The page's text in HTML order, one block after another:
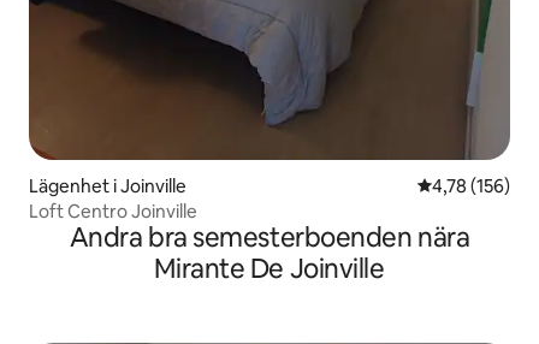
Lägenhet i Joinville 4,78 av 5 i
4,78 (156)
Loft Centro Joinville
Andra bra semesterboenden nära
Mirante De Joinville